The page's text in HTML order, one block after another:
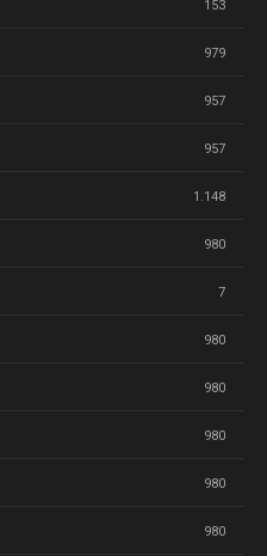
153
979
957
957
1.148
980
7
980
980
980
980
980